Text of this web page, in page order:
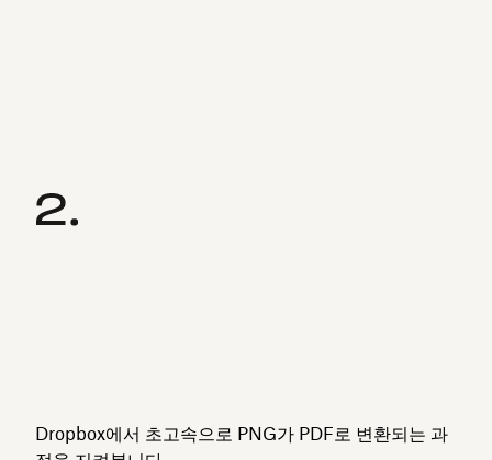
Dropbox에서 초고속으로 PNG가 PDF로 변환되는 과